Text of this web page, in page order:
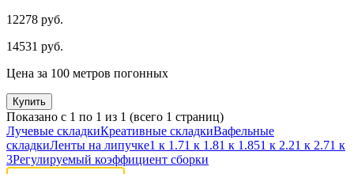
12278 руб.
14531 руб.
Цена за 100 метров погонных
Купить
Показано с 1 по 1 из 1 (всего 1 страниц)
Лучевые складкиКреативные складкиВафельные
складкиЛенты на липучке1 к 1.71 к 1.81 к 1.851 к 2.21 к 2.71 к
3Регулируемый коэффициент сборки